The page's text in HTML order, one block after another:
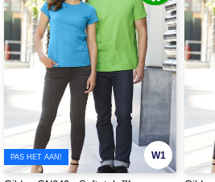
W1
PAS HET AAN!